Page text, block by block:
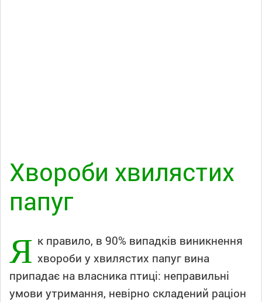
Хвороби хвилястих
папуг
Я к правило, в 90% випадків виникнення
хвороби у хвилястих папуг вина
припадає на власника птиці: неправильні
умови утримання, невірно складений раціон